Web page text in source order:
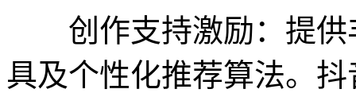
创作支持激励：提供
具及个性化推荐算法。